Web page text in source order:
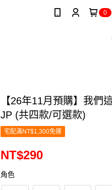
0
【26年11月預購】我們
JP (共四款/可選款)
宅配滿NT$1,300免運
NT$290
角色